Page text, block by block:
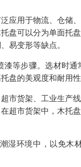
应用于物流、仓储
盘可以分为单面托
易变形等缺点。
等步骤。选材时
盘的美观度和耐用性
市货架、工业生产
超市货架中，木托
湿环境中，以免木